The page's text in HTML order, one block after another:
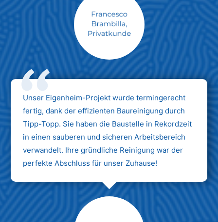
Max Mustermann
Unternehmen AG
Unser Eigenheim-Projekt wurde termingerecht
fertig, dank der effizienten Baureinigung durch
Tipp-Topp. Sie haben die Baustelle in Rekordzeit
in einen sauberen und sicheren Arbeitsbereich
verwandelt. Ihre gründliche Reinigung war der
perfekte Abschluss für unser Zuhause!